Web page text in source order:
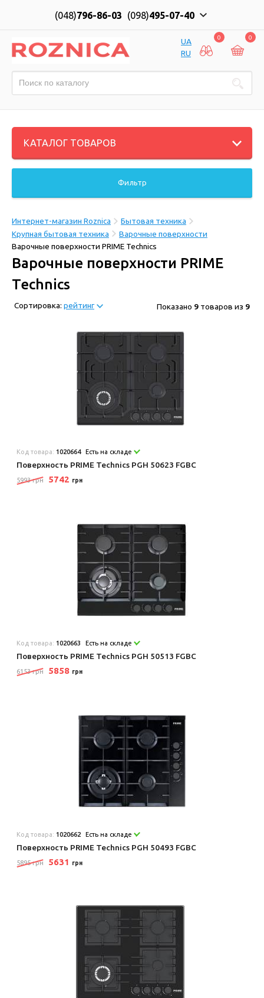
(048)796-86-03 (098)495-07-40
UA
RU
0 0
КАТАЛОГ ТОВАРОВ
Фильтр
Интернет-магазин Roznica
Бытовая техника
Крупная бытовая техника
Варочные поверхности
Варочные поверхности PRIME Technics
Варочные поверхности PRIME
Technics
Сортировка: рейтинг Показано 9 товаров из 9
Код товара: 1020664 Есть на складе
Поверхность PRIME Technics PGH 50623 FGBC
5993 грн 5742 грн
Код товара: 1020663 Есть на складе
Поверхность PRIME Technics PGH 50513 FGBC
6153 грн 5858 грн
Код товара: 1020662 Есть на складе
Поверхность PRIME Technics PGH 50493 FGBC
5895 грн 5631 грн